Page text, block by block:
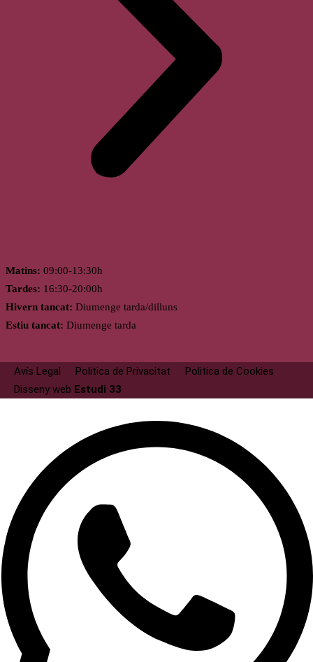
Matins: 09:00-13:30h
Tardes: 16:30-20:00h
Hivern tancat: Diumenge tarda/dilluns
Estiu tancat: Diumenge tarda
Avís Legal Politica de Privacitat
Politica de Cookies
Disseny web Estudi 33